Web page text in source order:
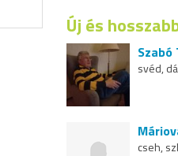
Új és
Szabó
svéd,
cseh,